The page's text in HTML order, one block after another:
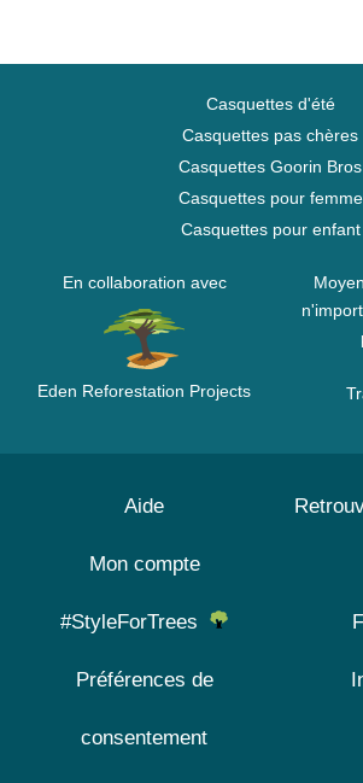
Casquettes d'été
Casquettes pas chères
Casquettes Goorin Bros
Casquettes pour femme
Casquettes pour enfant
En collaboration avec
Eden Reforestation Projects
Aide
Mon compte
#StyleForTrees
Préférences de
consentement